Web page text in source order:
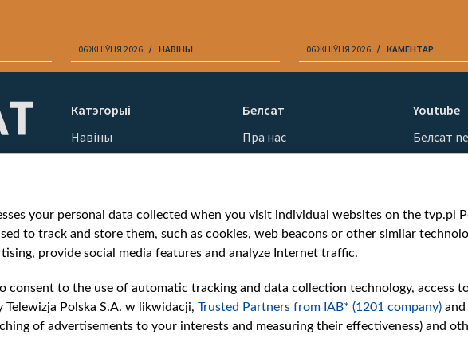
06 ЖНІЎНЯ 2026 НАВІНЫ 06 ЖНІЎНЯ 2026 КАМЕНТАР
Катэгорыі
Навіны
Вайна
Белсат
Пра нас
Кантакты
Як нас глядзець
Узнагароды
Міжнародная супраца
Ціск з боку ўладаў
Беларусі
Як нас падтрымаць
Youtube
Белсат
Белсат
Belsat
Biełsat PL
Белсат
Белсат
Белсат
your personal data collected when you visit individual websites on the tvp.pl
to track and store them, such as cookies, web beacons or other similar
provide social media features and analyze Internet traffic.
consent to the use of automatic tracking and data collection technology, access
Polska S.A. w likwidacji, Trusted Partners from IAB* (1201 company)
of advertisements to your interests and measuring their effectiveness) and